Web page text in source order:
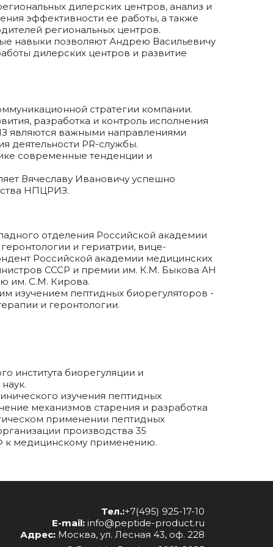
дилерских центров, анализ и
эффективности ее работы, а также
региональных центров.
навыки позволяют Андрею Васильевичу
дилерских центров и развитие
стратегии компании.
разработка и контроль исполнения
являются важными направлениями
деятельности PR-службы.
современные тенденции и
Вячеславу Ивановичу успешно
НПЦРИЗ.
отделения Российской академии
и гериатрии, вице-
Российской академии медицинских
СССР и премии им. К.М. Быкова АН
им. С.М. Кирова.
изучением пептидных биорегуляторов -
и геронтологии.
института биорегуляции и
изучения пептидных
механизмов старения и разработка
применении пептидных
производства 35
к медицинскому применению.
Тел.:+7(495) 925-17-10
E-mail: info@peptide-product.ru
Адрес: Москва, ул. Лесная 43, оф. 228